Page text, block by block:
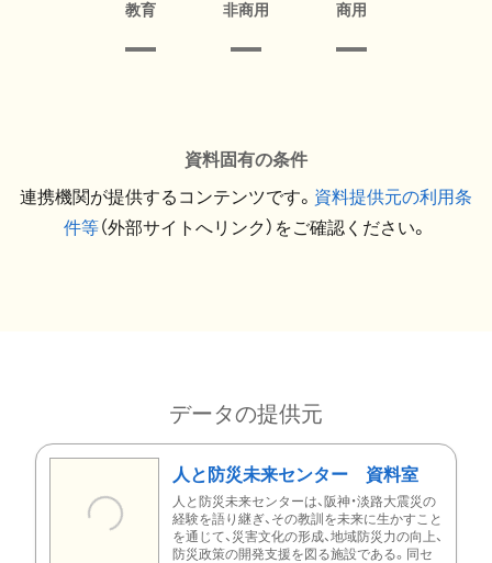
教育 非商用 商用
資料固有の条件
連携機関が提供するコンテンツです。 資料提供元の利用条
件等（外部サイトへリンク）をご確認ください。
データの提供元
人と防災未来センター 資料室
人と防災未来センターは、阪神・淡路大震災の
経験を語り継ぎ、その教訓を未来に生かすこと
を通じて、災害文化の形成、地域防災力の向上、
防災政策の開発支援を図る施設である。同セ